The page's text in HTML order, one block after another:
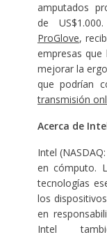
amputados
de
ProGlove,
empresas que
mejorar la
que podrían
transmisión
Acerca de
Intel
en cómputo.
tecnologías
los
en
Intel